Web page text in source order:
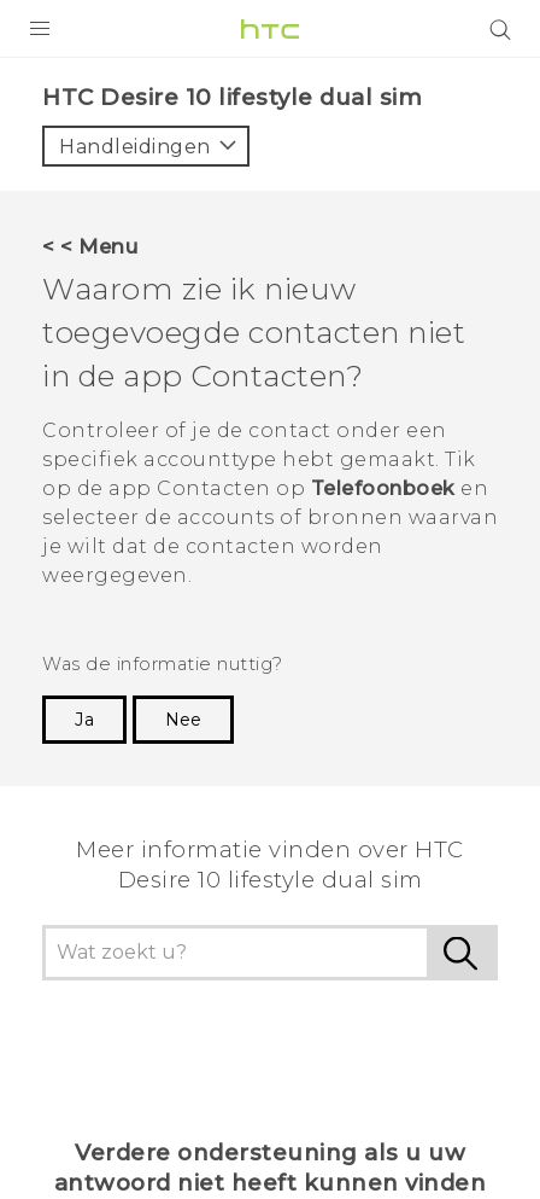
VIVE
AANBIEDINGEN
HTC Club
SUPPORT
HTC-apparaten & -accessoires
VIVERSE
Aanmelden
HTC Desire 10 lifestyle dual sim‎
Handleidingen
< < Menu
Waarom zie ik nieuw
toegevoegde contacten niet
in de app Contacten?
Controleer of je de contact onder een
specifiek accounttype hebt gemaakt. Tik
op de app Contacten op Telefoonboeken
selecteer de accounts of bronnen waarvan
je wilt dat de contacten worden
weergegeven.
Was de informatie nuttig?
Ja
Nee
Meer informatie vinden over HTC
Desire 10 lifestyle dual sim
Verdere ondersteuning als u uw
antwoord niet heeft kunnen vinden